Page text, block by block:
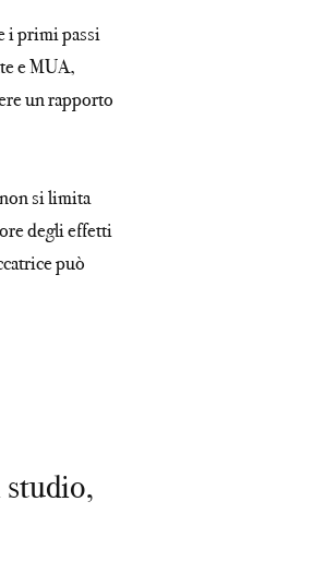
i primi passi
e MUA,
un rapporto
si limita
degli effetti
può
studio,